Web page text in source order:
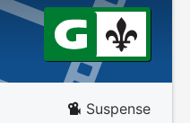
Suspense